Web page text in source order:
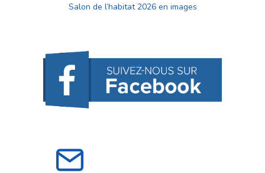
Salon de l’habitat 2026 en images